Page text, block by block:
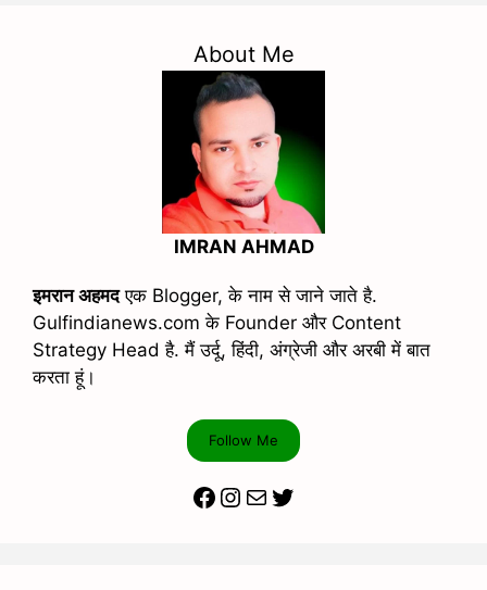
About Me
IMRAN AHMAD
इमरान अहमदएक Blogger, के नाम से जाने जाते है.
Gulfindianews.com के Founder और Content
Strategy Head है. मैं उर्दू, हिंदी, अंग्रेजी और अरबी में बात
करता हूं।
Follow Me
Facebook
Instagram
MailTwitter